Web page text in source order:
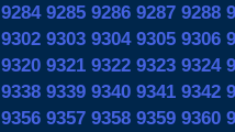
9284 9285 9286 9287 9288
9302 9303 9304 9305 9306
9320 9321 9322 9323 9324
9338 9339 9340 9341 9342
9356 9357 9358 9359 9360